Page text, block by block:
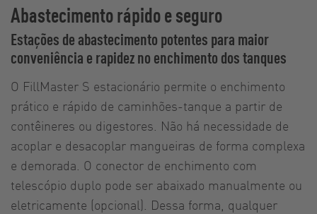
Abastecimento rápido e seguro
Estações de abastecimento potentes para maior
conveniência e rapidez no enchimento dos tanques
O FillMaster S estacionário permite o enchimento
prático e rápido de caminhões-tanque a partir de
contêineres ou digestores. Não há necessidade de
acoplar e desacoplar mangueiras de forma complexa
e demorada. O conector de enchimento com
telescópio duplo pode ser abaixado manualmente ou
eletricamente (opcional). Dessa forma, qualquer